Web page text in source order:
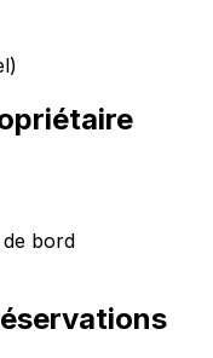
bord